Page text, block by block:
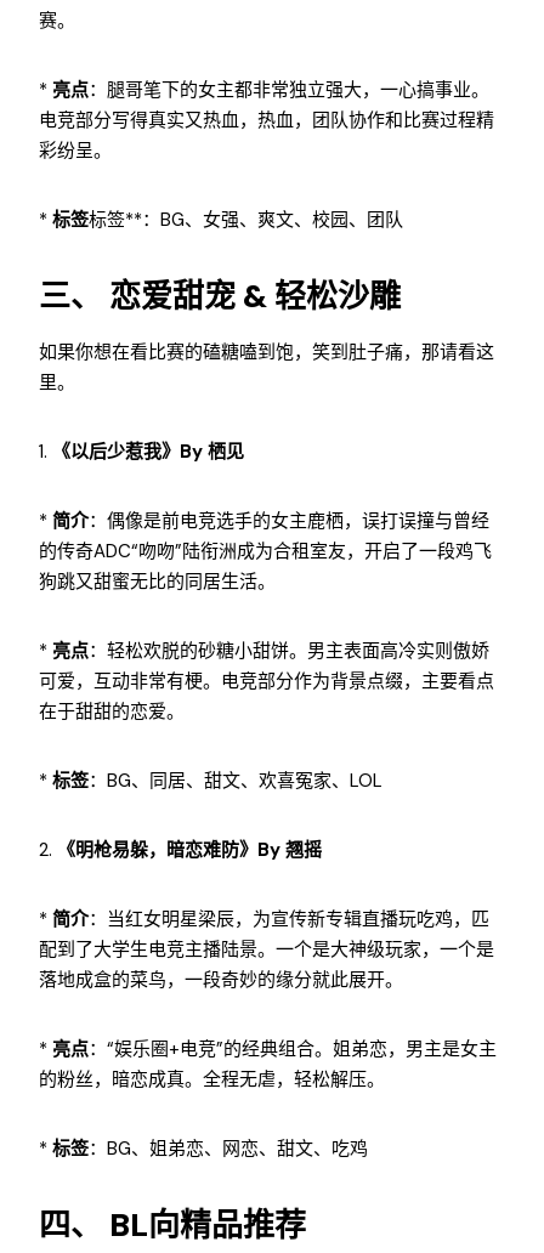
赛。
* 亮点：腿哥笔下的女主都非常独立强大，一心搞事业。
电竞部分写得真实又热血，热血，团队协作和比赛过程精
彩纷呈。
* 标签标签**：BG、女强、爽文、校园、团队
三、 恋爱甜宠 & 轻松沙雕
如果你想在看比赛的磕糖嗑到饱，笑到肚子痛，那请看这
里。
1. 《以后少惹我》by 栖见
* 简介：偶像是前电竞选手的女主鹿栖，误打误撞与曾经
的传奇ADC“吻吻”陆衔洲成为合租室友，开启了一段鸡飞
狗跳又甜蜜无比的同居生活。
* 亮点：轻松欢脱的砂糖小甜饼。男主表面高冷实则傲娇
可爱，互动非常有梗。电竞部分作为背景点缀，主要看点
在于甜甜的恋爱。
* 标签：BG、同居、甜文、欢喜冤家、LOL
2. 《明枪易躲，暗恋难防》by 翘摇
* 简介：当红女明星梁辰，为宣传新专辑直播玩吃鸡，匹
配到了大学生电竞主播陆景。一个是大神级玩家，一个是
落地成盒的菜鸟，一段奇妙的缘分就此展开。
* 亮点：“娱乐圈+电竞”的经典组合。姐弟恋，男主是女主
的粉丝，暗恋成真。全程无虐，轻松解压。
* 标签：BG、姐弟恋、网恋、甜文、吃鸡
四、 BL向精品推荐